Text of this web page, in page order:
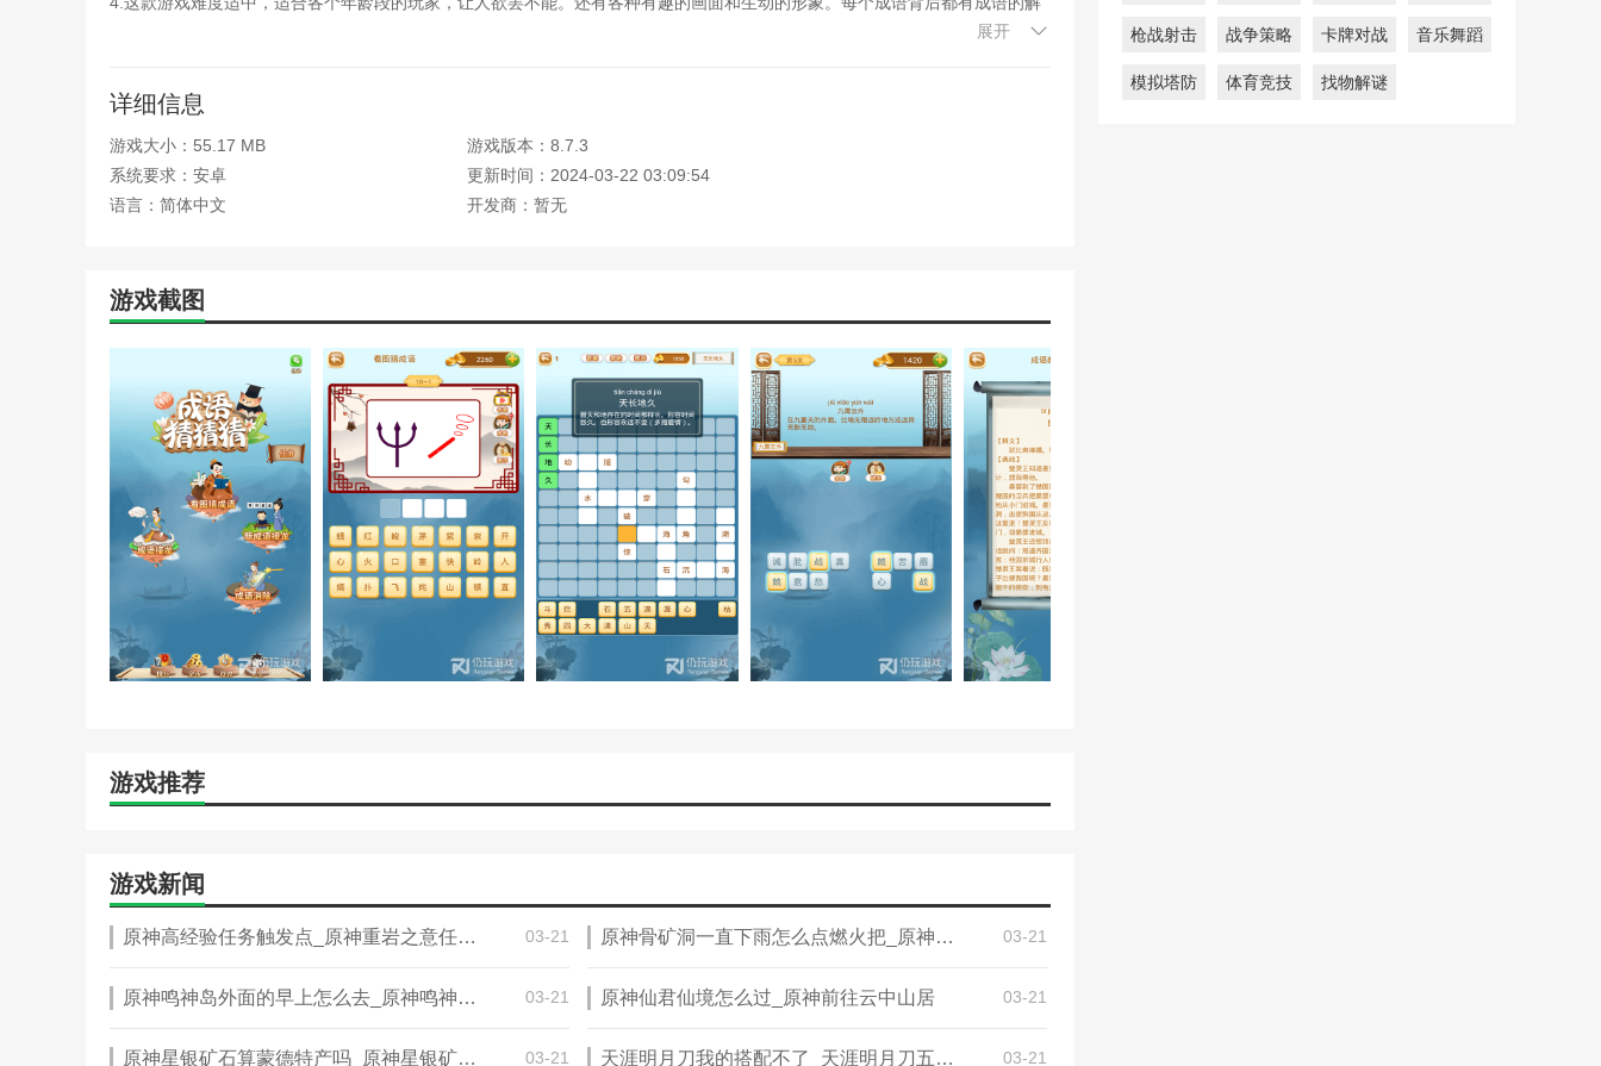
功后，都可以获得红包奖励并累积红包。
展开
详细信息
游戏大小：55.17 MB
游戏版本：8.7.3
系统要求：安卓
更新时间：2024-03-22 03:09:54
语言：简体中文
开发商：暂无
游戏截图
游戏推荐
游戏新闻
原神高经验任务触发点_原神重岩之意任务奖励 03-21 原神骨矿洞一直下雨怎么点燃火把_原神阵代屋敷怎么开一直下雨 03-21
原神鸣神岛外面的早上怎么去_原神鸣神岛在哪传送怎么激活 03-21 原神仙君仙境怎么过_原神前往云中山居 03-21
原神星银矿石算蒙德特产吗_原神星银矿石位置哪里多 03-21 天涯明月刀我的搭配不了_天涯明月刀五毒琅纹怎么搭配 03-21
枪战射击 战争策略 卡牌对战 音乐舞蹈
模拟塔防 体育竞技 找物解谜